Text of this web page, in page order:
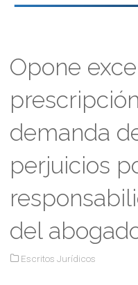
Opone
demanda
perjuicios
del
Escritos Jurídicos